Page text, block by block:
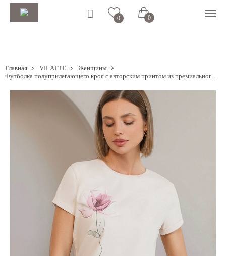
0 0
Главная VILATTE
Женщины
Футболка полуприлегающего кроя с авторским принтом из премиального хлопка с эластаном